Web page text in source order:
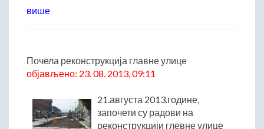
више
Почела реконструкција главне улице
објављено: 23. 08. 2013, 09:11
21.августа 2013.године,
започети су радови на
реконструкцији глевне улице